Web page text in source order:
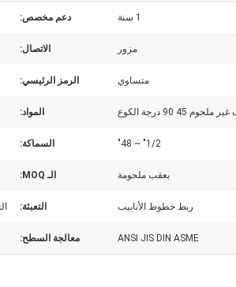
1 سنة دعم مخصص:
مزور الاتصال:
متساوي الرمز الرئيسي:
المواد:
1/2" ~ 48" السماكة:
بعقب ملحومة الـ MOQ:
ربط خطوط الأنابيب التعبئة:
ANSI JIS DIN ASME معالجة السطح: